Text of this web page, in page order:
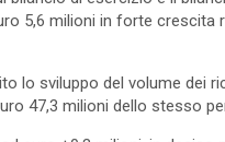
5,6 milioni in forte
lo sviluppo del volume dei
47,3 milioni dello stesso